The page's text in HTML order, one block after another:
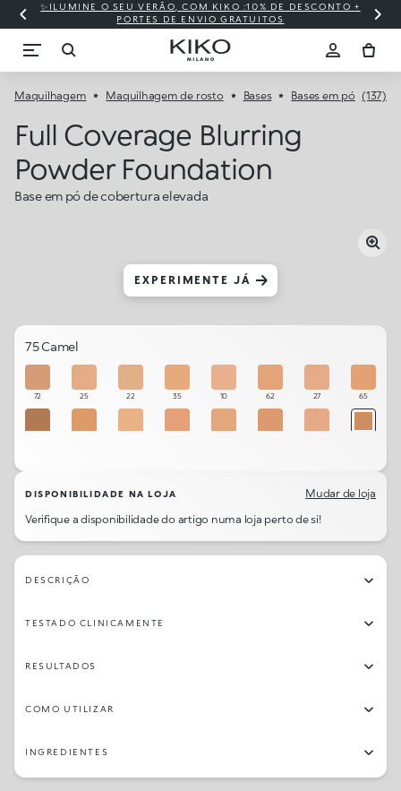
✨ILUMINE O SEU VERÃO, COM KIKO :10% DE DESCONTO +
PORTES DE ENVIO GRATUITOS
Maquilhagem Maquilhagem de rosto Bases Bases em pó (137)
Full Coverage Blurring
Powder Foundation
Base em pó de cobertura elevada
EXPERIMENTE JÁ
75 Camel
72 25 22 35 10 62 27 65
DISPONIBILIDADE NA LOJA
Mudar de loja
Verifique a disponibilidade do artigo numa loja perto de si!
DESCRIÇÃO
TESTADO CLINICAMENTE
RESULTADOS
COMO UTILIZAR
INGREDIENTES